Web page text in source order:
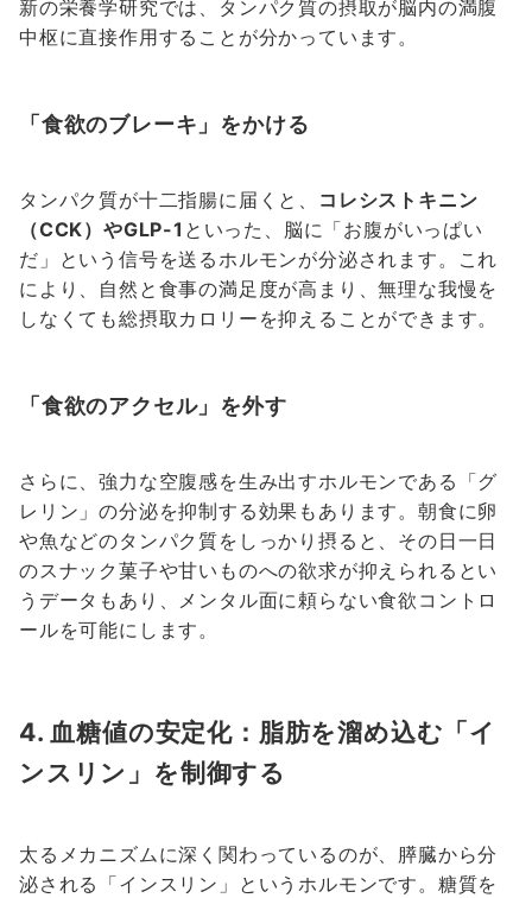
新の栄養学研究では、タンパク質の摂取が脳内の満腹
中枢に直接作用することが分かっています。
「食欲のブレーキ」をかける
タンパク質が十二指腸に届くと、 コレシストキニン
（CCK）やGLP-1 といった、脳に「お腹がいっぱい
だ」という信号を送るホルモンが分泌されます。これ
により、自然と食事の満足度が高まり、無理な我慢を
しなくても総摂取カロリーを抑えることができます。
「食欲のアクセル」を外す
さらに、強力な空腹感を生み出すホルモンである「グ
レリン」の分泌を抑制する効果もあります。朝食に卵
や魚などのタンパク質をしっかり摂ると、その日一日
のスナック菓子や甘いものへの欲求が抑えられるとい
うデータもあり、メンタル面に頼らない食欲コントロ
ールを可能にします。
4. 血糖値の安定化：脂肪を溜め込む「イ
ンスリン」を制御する
太るメカニズムに深く関わっているのが、膵臓から分
泌される「インスリン」というホルモンです。糖質を